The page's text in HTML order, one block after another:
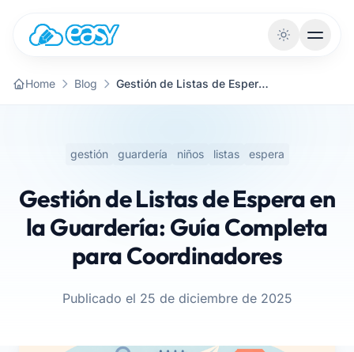
Home Blog Gestión de Listas de Espera en la Guardería: Guía Completa para Coordinadores
gestión guardería niños listas espera
Gestión de Listas de Espera en
la Guardería: Guía Completa
para Coordinadores
Publicado el 25 de diciembre de 2025